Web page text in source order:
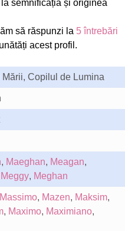
semnificația și originea
să răspunzi la 5 întrebări
acest profil.
Mării, Copilul de Lumina
, Maeghan, Meagan,
Meggy, Meghan
Massimo, Mazen, Maksim,
, Maximo, Maximiano,